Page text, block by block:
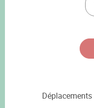
Déplacements